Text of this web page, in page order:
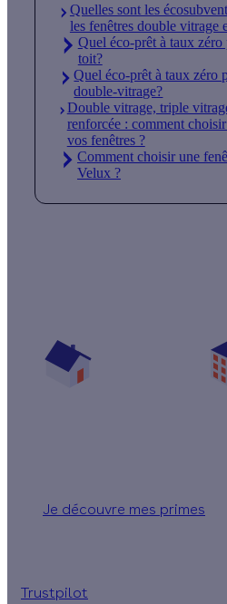
Quelles sont les
les fenêtres double vitrage
Quel éco-prêt à taux zéro
toit?
Quel éco-prêt à taux zéro
double-vitrage?
Double vitrage, triple
renforcée : comment
vos fenêtres ?
Comment choisir une
Velux ?
Je découvre mes primes
Trustpilot